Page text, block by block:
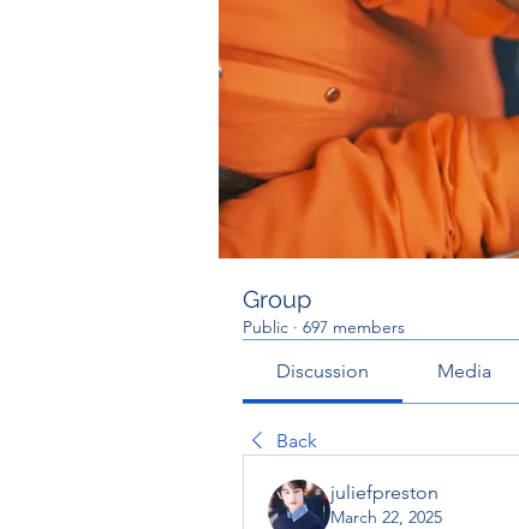
Group
Public · 697 members
Discussion Media
Back
juliefpreston
March 22, 2025